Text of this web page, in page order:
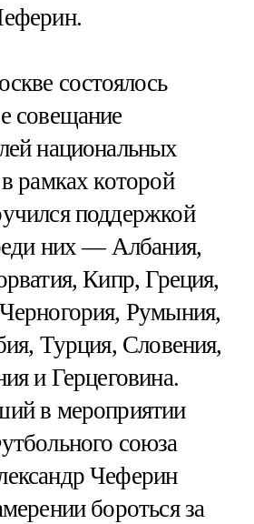
состоялось
совещание
национальных
рамках которой
поддержкой
них — Албания,
Кипр, Греция,
Румыния,
Турция, Словения,
и Герцеговина.
в мероприятии
союза
Чеферин
бороться за